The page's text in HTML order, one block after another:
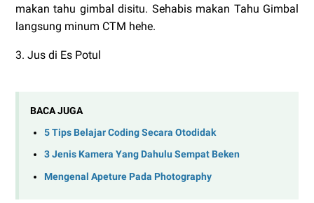
makan tahu gimbal disitu. Sehabis makan Tahu Gimbal
langsung minum CTM hehe.
3. Jus di Es Potul
BACA JUGA
5 Tips Belajar Coding Secara Otodidak
3 Jenis Kamera Yang Dahulu Sempat Beken
Mengenal Apeture Pada Photography